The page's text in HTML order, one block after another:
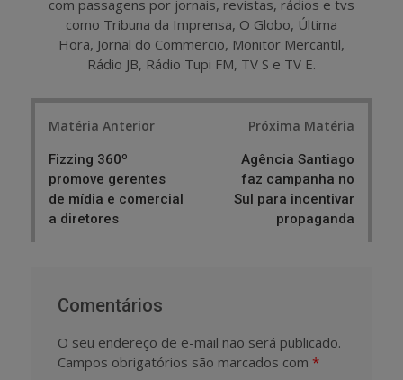
com passagens por jornais, revistas, rádios e tvs
como Tribuna da Imprensa, O Globo, Última
Hora, Jornal do Commercio, Monitor Mercantil,
Rádio JB, Rádio Tupi FM, TV S e TV E.
Matéria Anterior
Fizzing 360º
promove gerentes
de mídia e comercial
a diretores
Próxima Matéria
Agência Santiago
faz campanha no
Sul para incentivar
propaganda
Comentários
O seu endereço de e-mail não será publicado.
Campos obrigatórios são marcados com *